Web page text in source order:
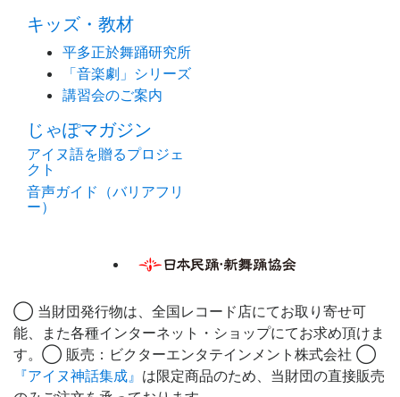
キッズ・教材
平多正於舞踊研究所
「音楽劇」シリーズ
講習会のご案内
じゃぽマガジン
アイヌ語を贈るプロジェ
クト
音声ガイド（バリアフリ
ー）
◯ 当財団発行物は、全国レコード店にてお取り寄せ可
能、また各種インターネット・ショップにてお求め頂けま
す。◯ 販売：ビクターエンタテインメント株式会社 ◯
『アイヌ神話集成』 は限定商品のため、当財団の直接販売